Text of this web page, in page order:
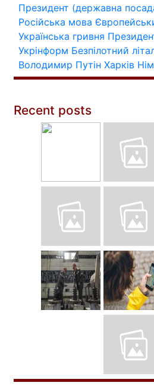
Президент (державна
Російська мова
Українська гривня
Укрінформ Безпілотний
Володимир Путін Харків
Recent posts